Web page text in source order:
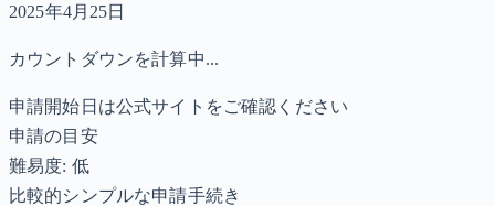
2025年4月25日
カウントダウンを計算中...
申請開始日は公式サイトをご確認ください
申請の目安
難易度: 低
比較的シンプルな申請手続き